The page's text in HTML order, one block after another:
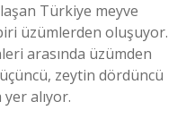
Türkiye meyve
üzümlerden oluşuyor.
arasında üzümden
zeytin dördüncü
alıyor.